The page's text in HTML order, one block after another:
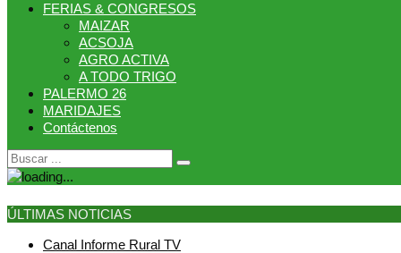
FERIAS & CONGRESOS
MAIZAR
ACSOJA
AGRO ACTIVA
A TODO TRIGO
PALERMO 26
MARIDAJES
Contáctenos
ÚLTIMAS NOTICIAS
Canal Informe Rural TV